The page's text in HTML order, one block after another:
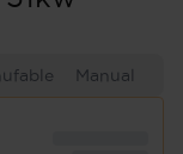
Manual